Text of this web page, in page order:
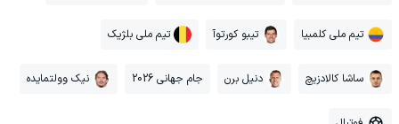
تیم ملی کلمبیا تیبو کورتوآ تیم ملی بلژیک
ساشا کالادزیچ دنیل برن جام جهانی 2026 نیک وولتمایده